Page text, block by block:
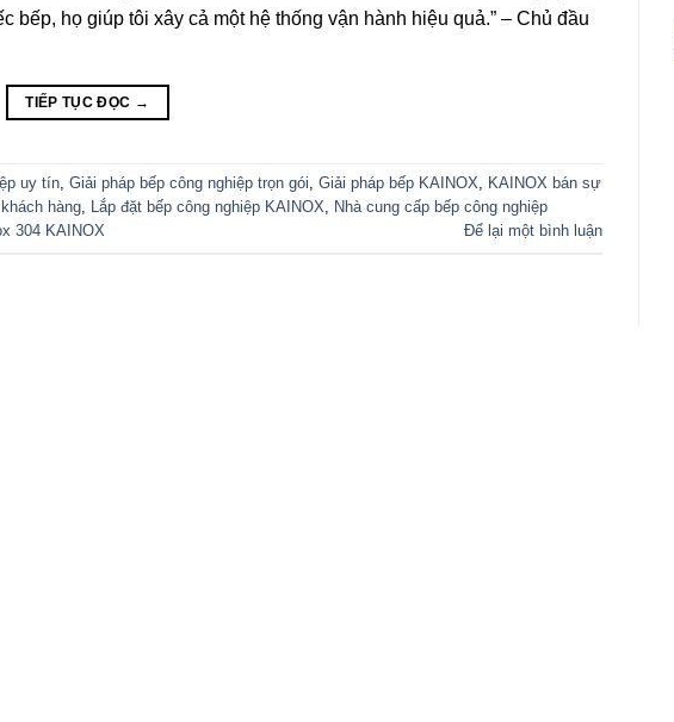
bếp, họ giúp tôi xây cả một hệ thống vận hành hiệu quả.” – Chủ đầu
TIẾP TỤC ĐỌC →
uy tín, Giải pháp bếp công nghiệp trọn gói, Giải pháp bếp KAINOX, KAINOX bán sự
hàng, Lắp đặt bếp công nghiệp KAINOX, Nhà cung cấp bếp công nghiệp
304 KAINOX Để lại một bình luận